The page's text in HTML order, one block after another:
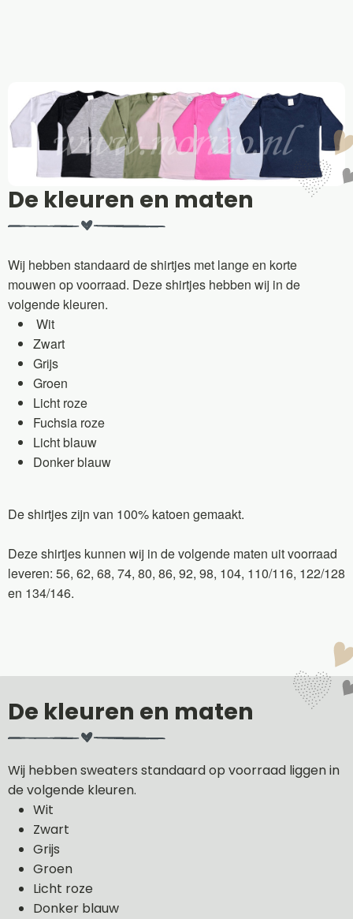
De kleuren en maten
Wij hebben standaard de shirtjes met lange en korte
mouwen op voorraad. Deze shirtjes hebben wij in de
volgende kleuren.
Wit
Zwart
Grijs
Groen
Licht roze
Fuchsia roze
Licht blauw
Donker blauw
De shirtjes zijn van 100% katoen gemaakt.
Deze shirtjes kunnen wij in de volgende maten uit voorraad
leveren: 56, 62, 68, 74, 80, 86, 92, 98, 104, 110/116, 122/128
en 134/146.
De kleuren en maten
Wij hebben sweaters standaard op voorraad liggen in
de volgende kleuren.
Wit
Zwart
Grijs
Groen
Licht roze
Donker blauw